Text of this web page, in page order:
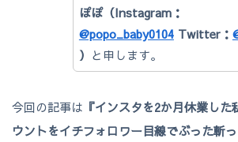
ぽぽ（Instagram：
@popo_baby0104Twitter：
） と申します。
今回の記事は 『インスタを2か月休業し
ウントをイチフォロワー目線でぶった斬っ